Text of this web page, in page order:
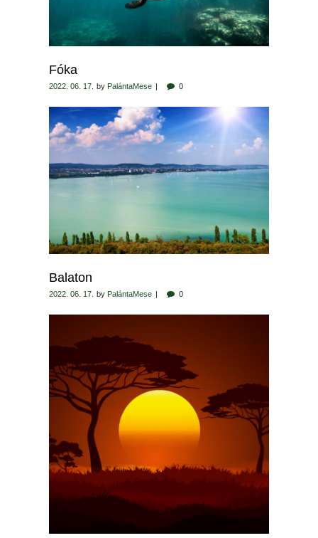
Fóka
2022. 06. 17. by PalántaMese 0
Balaton
2022. 06. 17. by PalántaMese 0